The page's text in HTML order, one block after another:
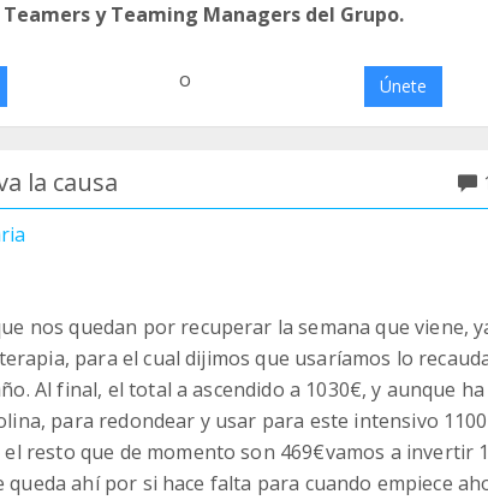
y Teaming Managers del Grupo.
o Únete
la causa
nos quedan por recuperar la semana que viene,
para el cual dijimos que usaríamos lo
Al final, el total a ascendido a 1030€, y aunque
para redondear y usar para este intensivo
resto que de momento son 469€vamos a invertir
ahí por si hace falta para cuando empiece